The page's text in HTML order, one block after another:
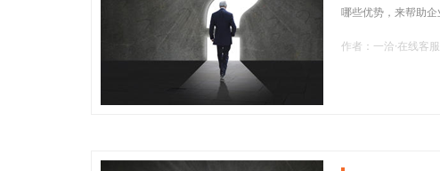
哪些优势，来帮助
作者：一洽·在线客